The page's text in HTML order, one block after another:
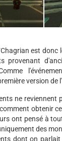
est donc
provenant
version de
ne reviennent
obtenir
ont pensé à
des
dont on